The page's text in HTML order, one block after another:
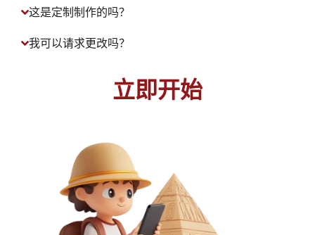
这是定制制作的吗？
我可以请求更改吗？
立即开始